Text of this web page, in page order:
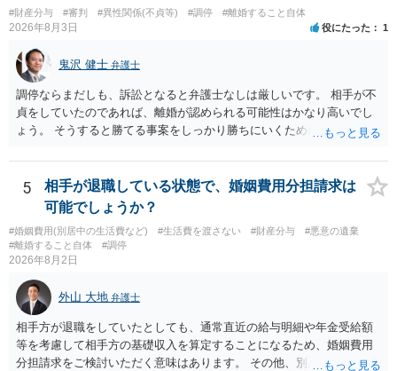
#財産分与 #審判 #異性関係(不貞等) #調停 #離婚すること自体
2026年8月3日 役にたった 1
鬼沢 健士 弁護士
調停ならまだしも、訴訟となると弁護士なしは厳しいです。 相手が不
貞をしていたのであれば、離婚が認められる可能性はかなり高いでし
ょう。 そうすると勝てる事案をしっかり勝ちにいくためにも弁護士委
5
相手が退職している状態で、婚姻費用分担請求は
可能でしょうか？
#婚姻費用(別居中の生活費など) #生活費を渡さない #財産分与
#悪意の遺棄
#離婚すること自体
#調停
2026年8月2日
外山 大地 弁護士
相手方が退職をしていたとしても、通常直近の給与明細や年金受給額
等を考慮して相手方の基礎収入を算定することになるため、婚姻費用
分担請求をご検討いただく意味はあります。 その他、別居の経緯、質